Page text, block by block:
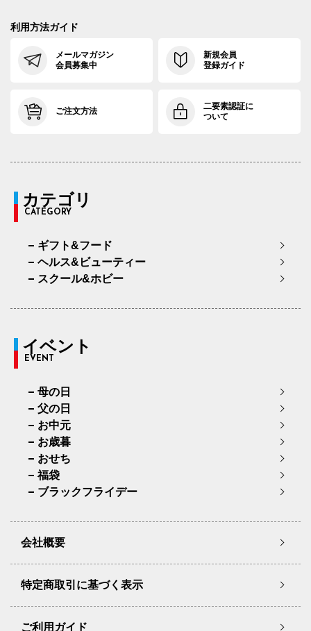
利用方法ガイド
メールマガジン
会員募集中
新規会員
登録ガイド
ご注文方法
二要素認証に
ついて
カテゴリ
CATEGORY
ギフト&フード
ヘルス&ビューティー
スクール&ホビー
イベント
EVENT
母の日
父の日
お中元
お歳暮
おせち
福袋
ブラックフライデー
会社概要
特定商取引に基づく表示
ご利用ガイド